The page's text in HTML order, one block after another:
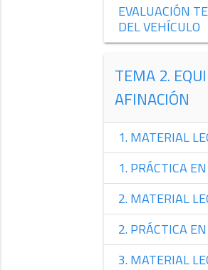
EVALUACIÓN
DEL VEHÍCULO
TEMA 2.
AFINACIÓN
1. MATERIAL
1. PRÁCTICA
2. MATERIAL
2. PRÁCTICA
3. MATERIAL